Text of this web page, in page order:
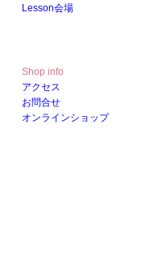
Lesson会場
Shop info
アクセス
お問合せ
オンラインショップ